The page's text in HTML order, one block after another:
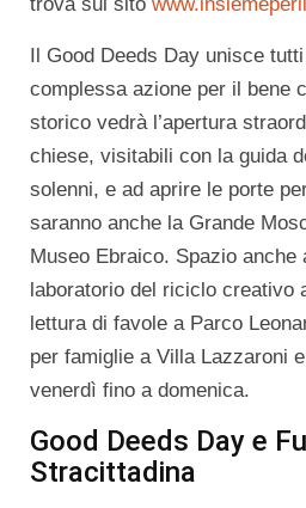
Il Good Deeds Day unisce
complessa azione per il bene
storico vedrà l’apertura
chiese, visitabili con la guida
solenni, e ad aprire le porte
saranno anche la Grande
Museo Ebraico. Spazio anche
laboratorio del riciclo creativo
lettura di favole a Parco
per famiglie a Villa Lazzaroni
venerdì fino a domenica.
Good Deeds Day e
Stracittadina